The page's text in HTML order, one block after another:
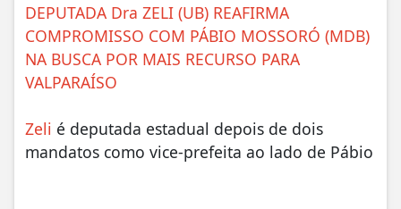
DEPUTADA Dra ZELI (UB) REAFIRMA
COMPROMISSO COM PÁBIO MOSSORÓ (MDB)
NA BUSCA POR MAIS RECURSO PARA
VALPARAÍSO
Zeli é deputada estadual depois de dois
mandatos como vice-prefeita ao lado de Pábio